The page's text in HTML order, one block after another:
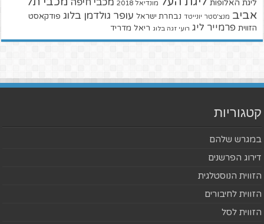
ליגת האלופות מונדיאל 2018
אביב מנצ'סטר יונייטד נבחרת ישראל עופר גולדמן בלוג פודקאסט
הזווית פרמייר ליג רועי זגה בלוג ריאל מדריד
קטגוריות
במגרש שלהם
דירוג הפרשנים
הזווית הנוסטלגית
הזווית לחיבורים
הזווית לסל